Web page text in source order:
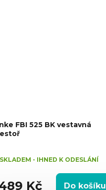
FBI 525 BK vestavná
SKLADEM - IHNED K ODESLÁNÍ
Kč Do košíku